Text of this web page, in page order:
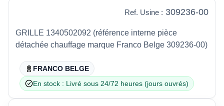
Ref. Usine : 309236-00
GRILLE 1340502092 (référence interne pièce
détachée chauffage marque Franco Belge 309236-00)
FRANCO BELGE
En stock : Livré sous 24/72 heures (jours ouvrés)